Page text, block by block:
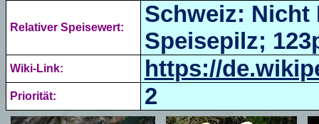
Relativer Speisewert:
Schweiz: Nicht
Speisepilz;
Wiki-Link: https://
Priorität: 2